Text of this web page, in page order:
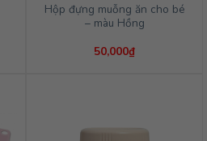
Hộp đựng muỗng ăn cho bé
– màu Hồng
50,000₫